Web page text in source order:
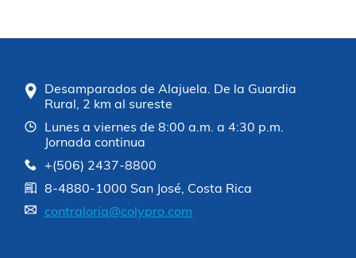
Desamparados de Alajuela. De la Guardia
Rural, 2 km al sureste
Lunes a viernes de 8:00 a.m. a 4:30 p.m.
Jornada continua
+(506) 2437-8800
8-4880-1000 San José, Costa Rica
contraloria@colypro.com